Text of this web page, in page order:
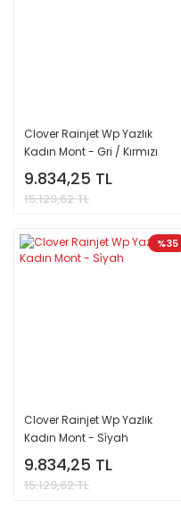
Clover Rainjet Wp Yazlık
Kadın Mont - Gri / Kırmızı
9.834,25 TL
15.129,62 TL
%35
Clover Rainjet Wp Yazlık
Kadın Mont - Si̇yah
9.834,25 TL
15.129,62 TL